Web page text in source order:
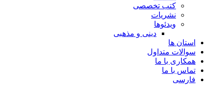
کتب تخصصی
نشریات
ویدئوها
دینی و مذهبی
استان ها
سوالات متداول
همکاری با ما
تماس با ما
فارسی